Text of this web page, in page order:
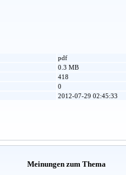
pdf
0.3 MB
418
0
2012-07-29 02:45:33
Meinungen zum Thema